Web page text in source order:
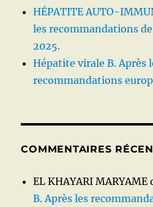
HÉPATITE AUTO-
les recommandations de
2025.
Hépatite virale B. Après
recommandations
COMMENTAIRES
EL KHAYARI MARYAME
B. Après les